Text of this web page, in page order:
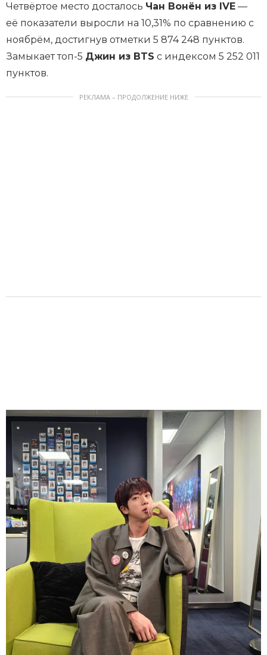
Четвёртое место досталось Чан Вонён из IVE —
её показатели выросли на 10,31% по сравнению с
ноябрём, достигнув отметки 5 874 248 пунктов.
Замыкает топ-5 Джин из BTS с индексом 5 252 011
пунктов.
РЕКЛАМА – ПРОДОЛЖЕНИЕ НИЖЕ